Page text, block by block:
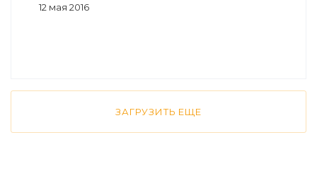
12 мая 2016
ЗАГРУЗИТЬ ЕЩЕ